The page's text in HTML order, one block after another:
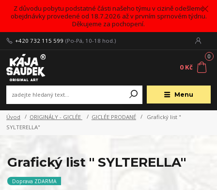
Z důvodu pobytu podstatné části našeho týmu v cizině odešleme
obejdnávky provedené od 18.7.2026 až v prvním sprnovém týdnu.
Děkujeme za pochopení.
Menu
+420 732 115 599 (Po-Pá, 10-18 hod.)
0
0 Kč
Úvod ORIGINÁLY - GICLÉE GICLÉE PRODANÉ
Grafický list "
SYLTERELLA"
Grafický list " SYLTERELLA"
Doprava ZDARMA